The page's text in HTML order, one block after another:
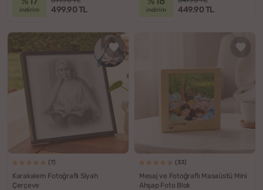
indirim 499.90 TL indirim 449.90 TL
(7)
Karakalem Fotoğraflı Siyah
Çerçeve
(33)
Mesaj ve Fotoğraflı Masaüstü Mini
Ahşap Foto Blok